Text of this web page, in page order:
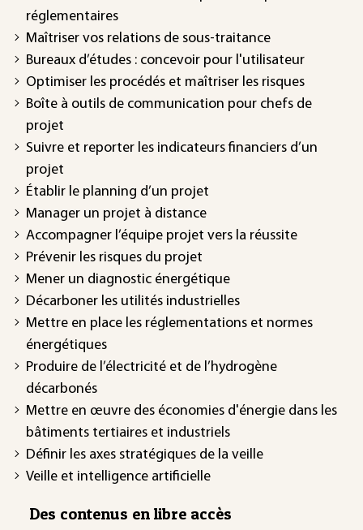
réglementaires
Maîtriser vos relations de sous-traitance
Bureaux d’études : concevoir pour l'utilisateur
Optimiser les procédés et maîtriser les risques
Boîte à outils de communication pour chefs de
projet
Suivre et reporter les indicateurs financiers d’un
projet
Établir le planning d’un projet
Manager un projet à distance
Accompagner l’équipe projet vers la réussite
Prévenir les risques du projet
Mener un diagnostic énergétique
Décarboner les utilités industrielles
Mettre en place les réglementations et normes
énergétiques
Produire de l’électricité et de l’hydrogène
décarbonés
Mettre en œuvre des économies d'énergie dans les
bâtiments tertiaires et industriels
Définir les axes stratégiques de la veille
Veille et intelligence artificielle
Des contenus en libre accès